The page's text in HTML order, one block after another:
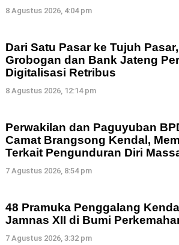
8 Agustus 2026, 4:04 pm
Dari Satu Pasar ke Tujuh
Grobogan dan Bank Jateng
Digitalisasi Retribus
8 Agustus 2026, 12:14 pm
Perwakilan dan Paguyuban
Camat Brangsong Kendal,
Terkait Pengunduran Diri
7 Agustus 2026, 8:54 pm
48 Pramuka Penggalang
Jamnas XII di Bumi
7 Agustus 2026, 3:32 pm